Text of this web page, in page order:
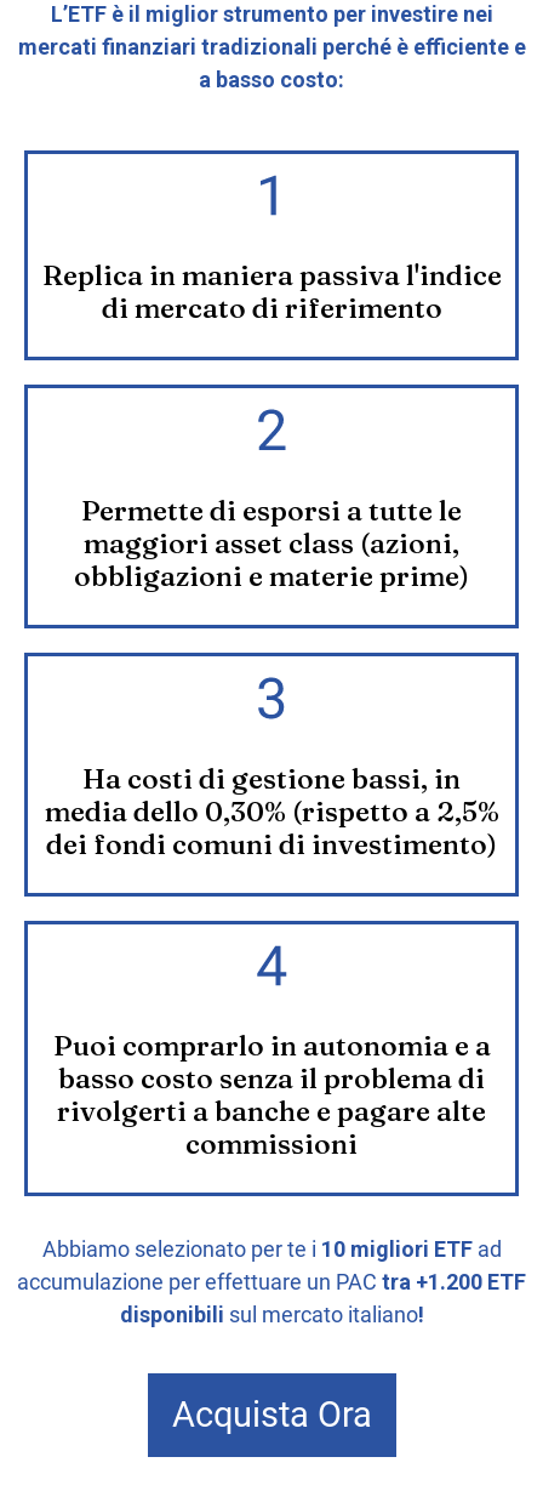
L’ETF è il miglior strumento per investire nei
mercati finanziari tradizionali perché è efficiente e
a basso costo:
Replica in maniera passiva l'indice
di mercato di riferimento
Permette di esporsi a tutte le
maggiori asset class (azioni,
obbligazioni e materie prime)
Ha costi di gestione bassi, in
media dello 0,30% (rispetto a 2,5%
dei fondi comuni di investimento)
Puoi comprarlo in autonomia e a
basso costo senza il problema di
rivolgerti a banche e pagare alte
commissioni
Abbiamo selezionato per te i 10 migliori ETF ad
accumulazione per effettuare un PAC tra +1.200 ETF
disponibili sul mercato italiano!
Acquista Ora